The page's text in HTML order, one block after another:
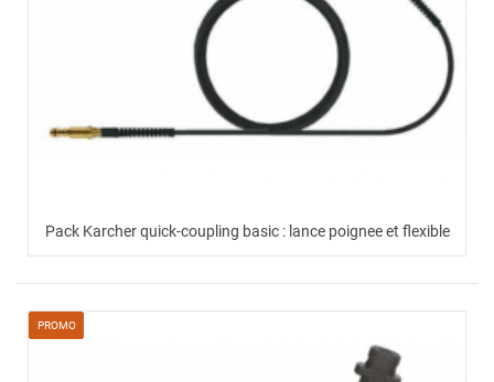
Pack Karcher quick-coupling basic : lance poignee et flexible
PROMO